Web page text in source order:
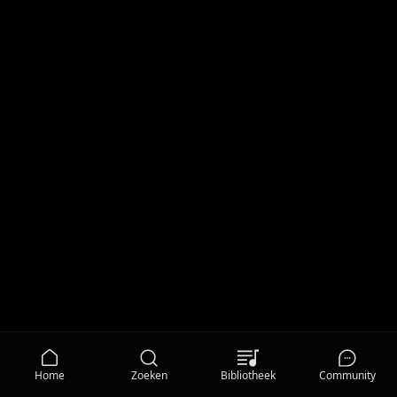
Home Zoeken Bibliotheek Community